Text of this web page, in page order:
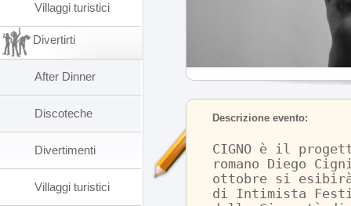
Descrizione evento:
CIGNO è il
romano Diego
ottobre si
di Intimista
Villaggi turistici
Divertirti
After Dinner
Discoteche
Divertimenti
Villaggi turistici